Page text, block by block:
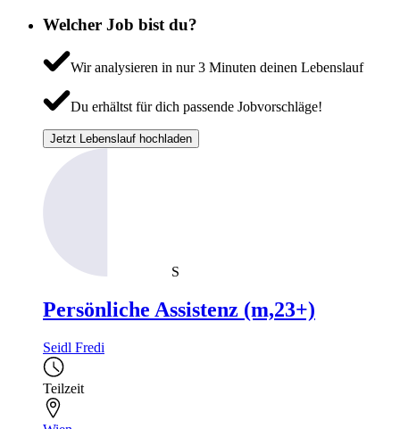
Welcher Job bist du?
Wir analysieren in nur 3 Minuten deinen Lebenslauf
Du erhältst für dich passende Jobvorschläge!
Jetzt Lebenslauf hochladen
S
Persönliche Assistenz (m,23+)
Seidl Fredi
Teilzeit